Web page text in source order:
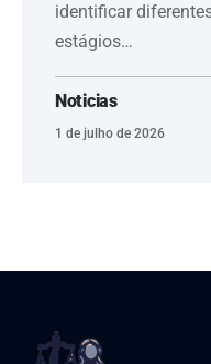
identificar
estágios…
Noticias
1 de julho de 2026